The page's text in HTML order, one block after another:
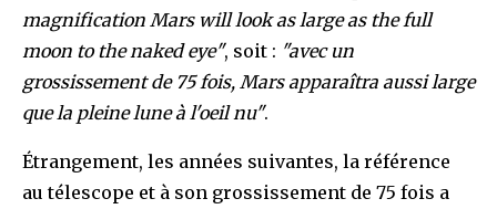
magnification Mars will look as large as the full
moon to the naked eye", soit : "avec un
grossissement de 75 fois, Mars apparaîtra aussi large
que la pleine lune à l'oeil nu".
Étrangement, les années suivantes, la référence
au télescope et à son grossissement de 75 fois a